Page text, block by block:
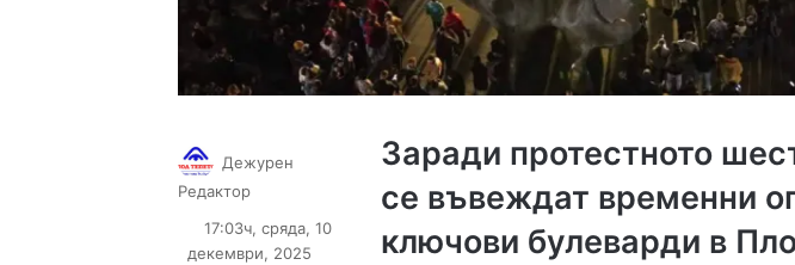
Заради протестното
се въвеждат временни
ключови булеварди в
Дежурен
Редактор
X email
17:03ч, сряда, 10
декември, 2025